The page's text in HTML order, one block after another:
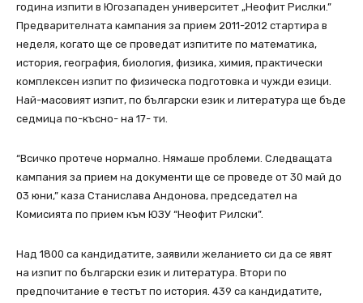
година изпити в Югозападен университет „Неофит Рислки.”
Предварителната кампания за прием 2011-2012 стартира в
неделя, когато ще се проведат изпитите по математика,
история, география, биология, физика, химия, практически
комплексен изпит по физическа подготовка и чужди езици.
Най-масовият изпит, по български език и литература ще бъде
седмица по-късно- на 17- ти.
“Всичко протече нормално. Нямаше проблеми. Следващата
кампания за прием на документи ще се проведе от 30 май до
03 юни,” каза Станислава Андонова, председател на
Комисията по прием към ЮЗУ “Неофит Рилски”.
Над 1800 са кандидатите, заявили желанието си да се явят
на изпит по български език и литература. Втори по
предпочитание е тестът по история. 439 са кандидатите,